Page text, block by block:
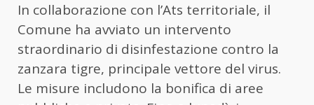
In collaborazione con l’Ats territoriale, il
Comune ha avviato un intervento
straordinario di disinfestazione contro la
zanzara tigre, principale vettore del virus.
Le misure includono la bonifica di aree